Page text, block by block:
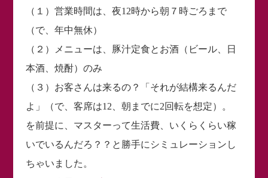
（１）営業時間は、夜12時から朝７時ごろまで
（で、年中無休）
（２）メニューは、豚汁定食とお酒（ビール、日
本酒、焼酎）のみ
（３）お客さんは来るの？「それが結構来るんだ
よ」（で、客席は12、朝までに2回転を想定）。
を前提に、マスターって生活費、いくらくらい稼
いでいるんだろ？？と勝手にシミュレーションし
ちゃいました。